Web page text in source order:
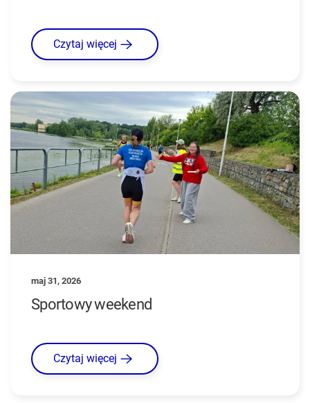
Czytaj więcej
maj 31, 2026
Sportowy weekend
Czytaj więcej